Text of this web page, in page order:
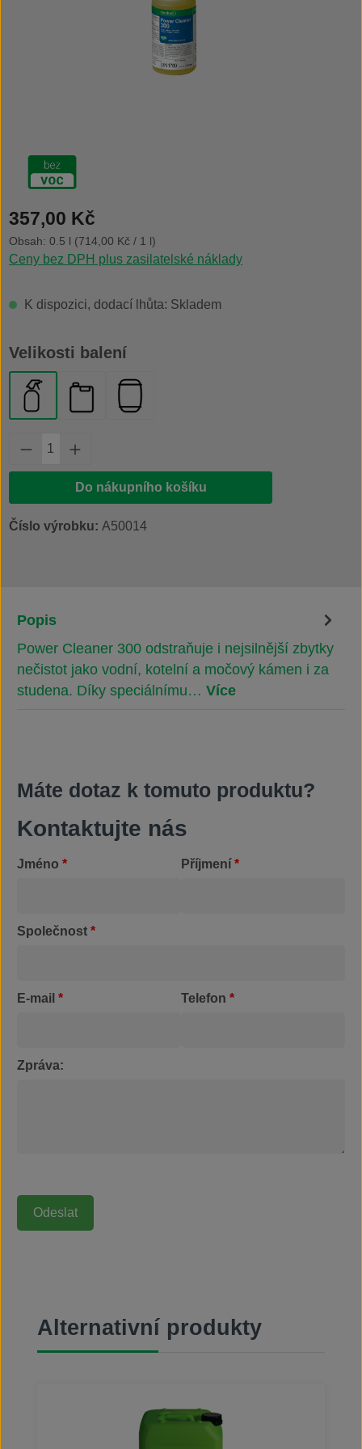
Běžná cena:
357,00 Kč
Obsah: 0.5 l (714,00 Kč / 1 l)
Ceny bez DPH plus zasilatelské náklady
K dispozici, dodací lhůta: Skladem
Vyberte
Velikosti balení
lahvička s rozprašovačem 500 ml
kanystr 20 lplastový sud 200 l
Množství produktu: Zadejte požadované
Do nákupního košíku
Číslo výrobku: A50014
Popis
Power Cleaner 300 odstraňuje i nejsilnější zbytky
nečistot jako vodní, kotelní a močový kámen i za
studena. Díky speciálnímu… Více
Máte dotaz k tomuto produktu?
Kontaktujte nás
Jméno * Příjmení *
Společnost *
E-mail * Telefon *
Zpráva:
Přeskočit galerii produktů
Alternativní produkty